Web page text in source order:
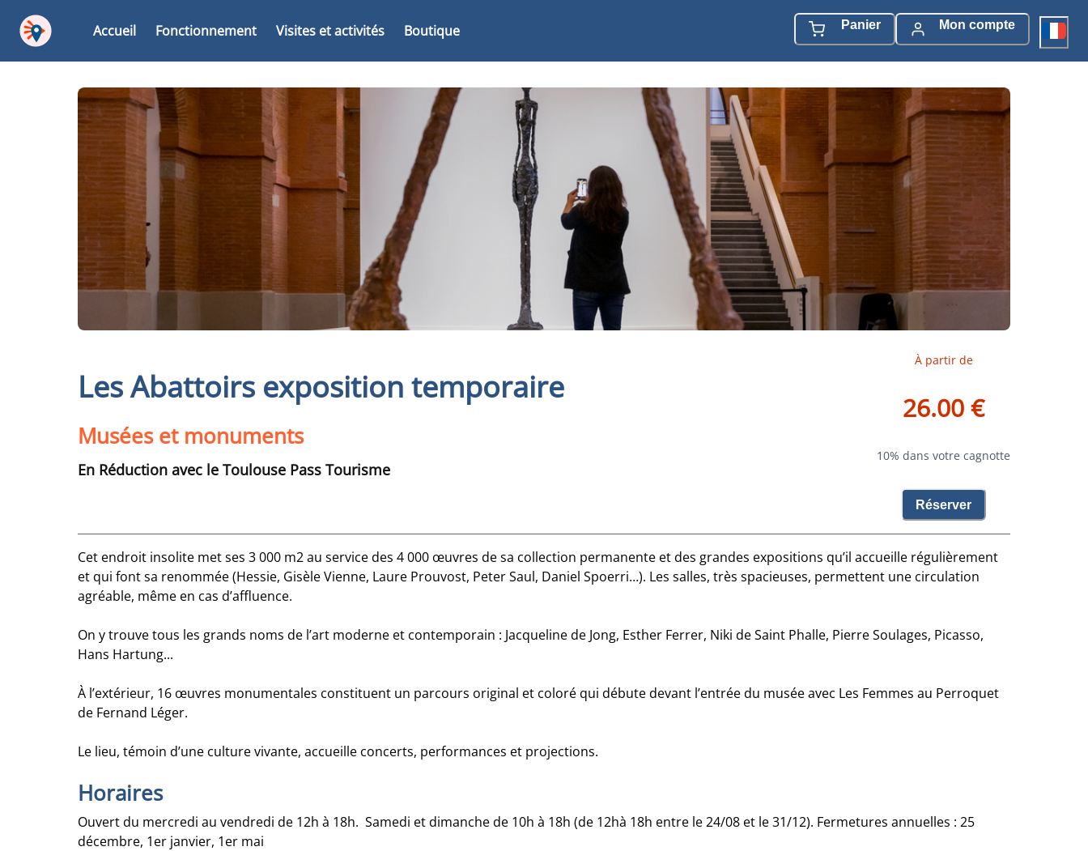
Accueil Fonctionnement Visites et activités Boutique Panier Mon compte
Les Abattoirs exposition temporaire
Musées et monuments
En Réduction avec le Toulouse Pass Tourisme
À partir de
26.00 €
10% dans votre cagnotte
Réserver
Cet endroit insolite met ses 3 000 m2 au service des 4 000 œuvres de sa collection permanente et des grandes expositions qu’il accueille régulièrement
et qui font sa renommée (Hessie, Gisèle Vienne, Laure Prouvost, Peter Saul, Daniel Spoerri…). Les salles, très spacieuses, permettent une circulation
agréable, même en cas d’affluence.
On y trouve tous les grands noms de l’art moderne et contemporain : Jacqueline de Jong, Esther Ferrer, Niki de Saint Phalle, Pierre Soulages, Picasso,
Hans Hartung...
À l’extérieur, 16 œuvres monumentales constituent un parcours original et coloré qui débute devant l’entrée du musée avec Les Femmes au Perroquet
de Fernand Léger.
Le lieu, témoin d’une culture vivante, accueille concerts, performances et projections.
Horaires
Ouvert du mercredi au vendredi de 12h à 18h. Samedi et dimanche de 10h à 18h (de 12hà 18h entre le 24/08 et le 31/12). Fermetures annuelles : 25
décembre, 1er janvier, 1er mai